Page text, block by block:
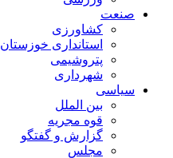
صنعت
کشاورزی
استانداری خوزستان
پتروشیمی
شهرداری
سیاسی
بین الملل
قوه مجریه
گزارش و گفتگو
مجلس